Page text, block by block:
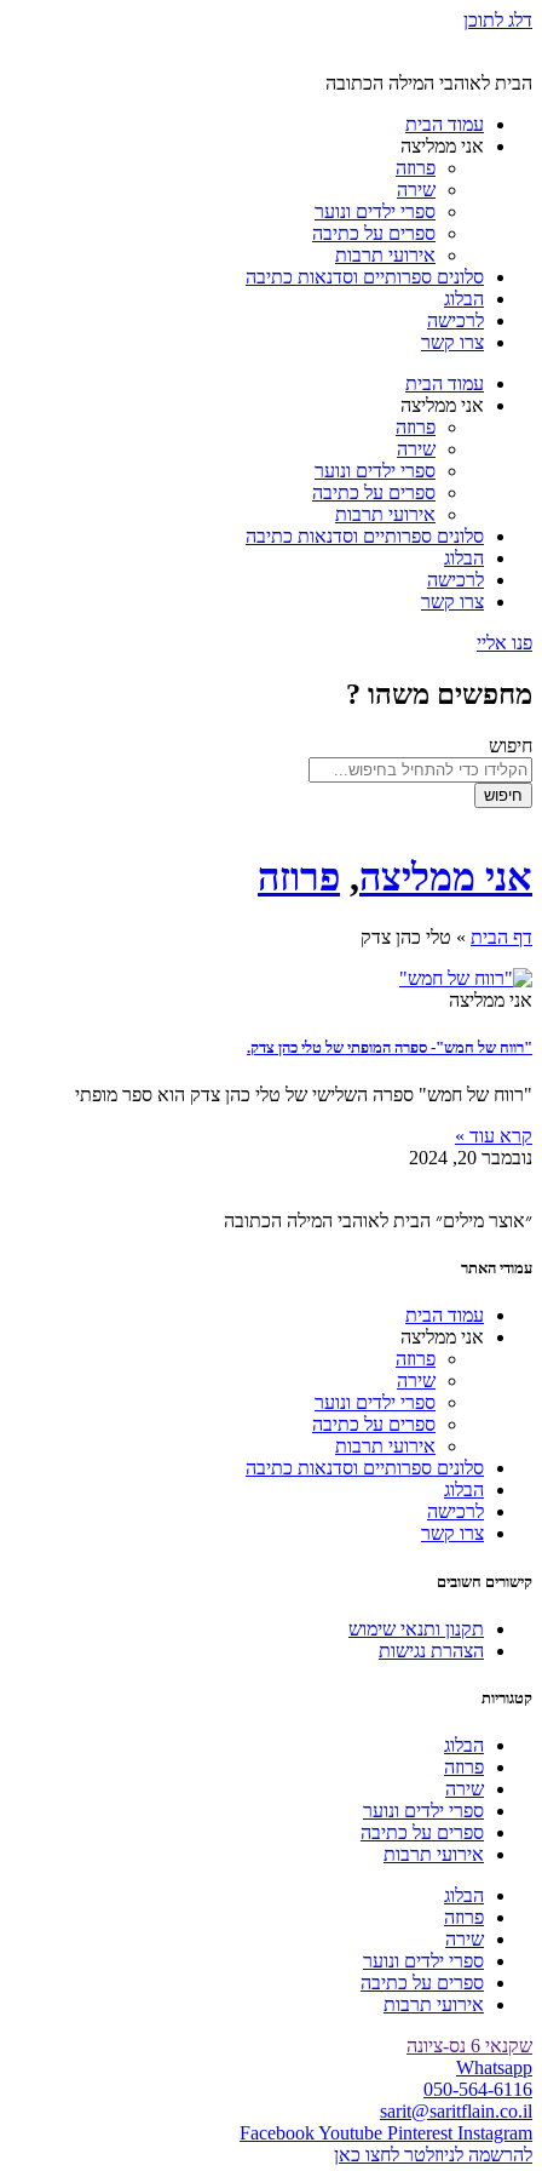
דלג לתוכן
הבית לאוהבי המילה הכתובה
עמוד הבית
אני ממליצה
פרוזה
שירה
ספרי ילדים ונוער
ספרים על כתיבה
אירועי תרבות
סלונים ספרותיים וסדנאות כתיבה
הבלוג
לרכישה
צרו קשר
עמוד הבית
אני ממליצה
פרוזה
שירה
ספרי ילדים ונוער
ספרים על כתיבה
אירועי תרבות
סלונים ספרותיים וסדנאות כתיבה
הבלוג
לרכישה
צרו קשר
פנו אליי
מחפשים משהו ?
חיפוש
חיפוש
אני ממליצה, פרוזה
דף הבית » טלי כהן צדק
אני ממליצה
"רווח של חמש"- ספרה המופתי של טלי כהן צדק.
"רווח של חמש" ספרה השלישי של טלי כהן צדק הוא ספר מופתי
קרא עוד »
נובמבר 20, 2024
״אוצר מילים״ הבית לאוהבי המילה הכתובה
עמודי האתר
עמוד הבית
אני ממליצה
פרוזה
שירה
ספרי ילדים ונוער
ספרים על כתיבה
אירועי תרבות
סלונים ספרותיים וסדנאות כתיבה
הבלוג
לרכישה
צרו קשר
קישורים חשובים
תקנון ותנאי שימוש
הצהרת נגישות
קטגוריות
הבלוג
פרוזה
שירה
ספרי ילדים ונוער
ספרים על כתיבה
אירועי תרבות
הבלוג
פרוזה
שירה
ספרי ילדים ונוער
ספרים על כתיבה
אירועי תרבות
שקנאי 6 נס-ציונה
Whatsapp
050-564-6116
sarit@saritflain.co.il
FacebookYoutube Pinterest Instagram
להרשמה לניוזלטר לחצו כאן